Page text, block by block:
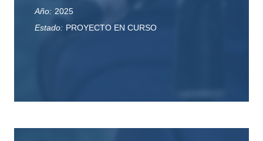
Año: 2025
Estado: PROYECTO EN CURSO